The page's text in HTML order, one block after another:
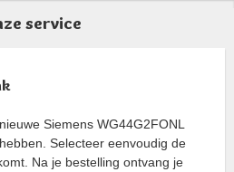
service
Siemens WG44G2FONL
Selecteer eenvoudig de
Na je bestelling ontvang je